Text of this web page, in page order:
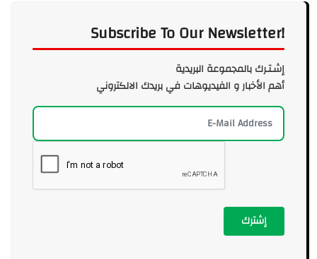
Subscribe To Our Newsletter!
إشـتـرك بالمجموعة البريدية
أهم الأخبار و الفيديوهات في بريدك الالكتروني
إشترك